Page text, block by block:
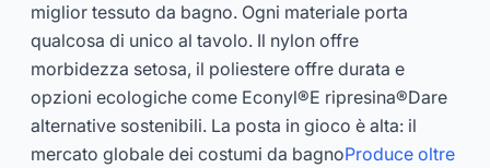
miglior tessuto da bagno. Ogni materiale porta
qualcosa di unico al tavolo. Il nylon offre
morbidezza setosa, il poliestere offre durata e
opzioni ecologiche come Econyl®E ripresina®Dare
alternative sostenibili. La posta in gioco è alta: il
mercato globale dei costumi da bagnoProduce oltre